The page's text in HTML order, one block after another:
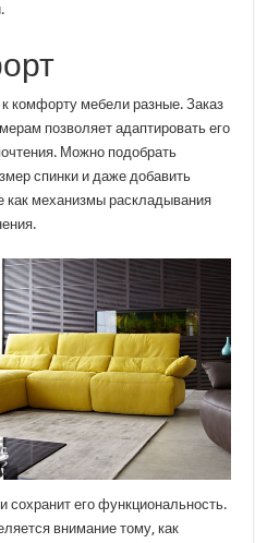
комфорту мебели разные. Заказ
позволяет адаптировать его
Можно подобрать
спинки и даже добавить
как механизмы раскладывания
сохранит его функциональность.
внимание тому, как